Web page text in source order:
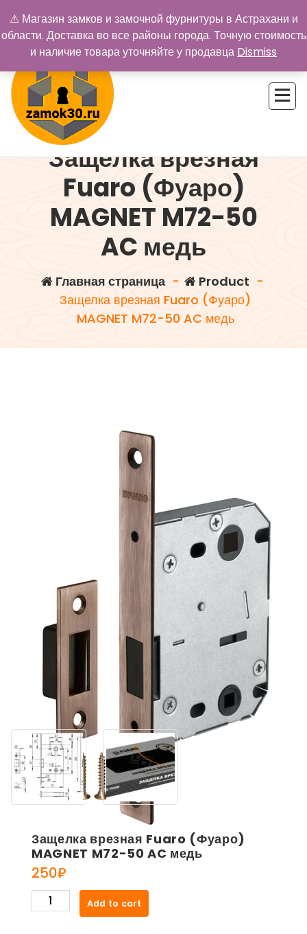
содержимому
Защелка врезная
Fuaro (Фуаро)
MAGNET M72-50
AC медь
Главная страница - Product -
Защелка врезная Fuaro (Фуаро)
MAGNET M72-50 AC медь
Защелка врезная Fuaro (Фуаро)
MAGNET M72-50 AC медь
250₽
Защелка
врезная
Add to cart
⚠ Магазин замков и замочной фурнитуры в Астрахани и
области. Доставка во все районы города. Точную стоимость
и наличие товара уточняйте у продавца Dismiss